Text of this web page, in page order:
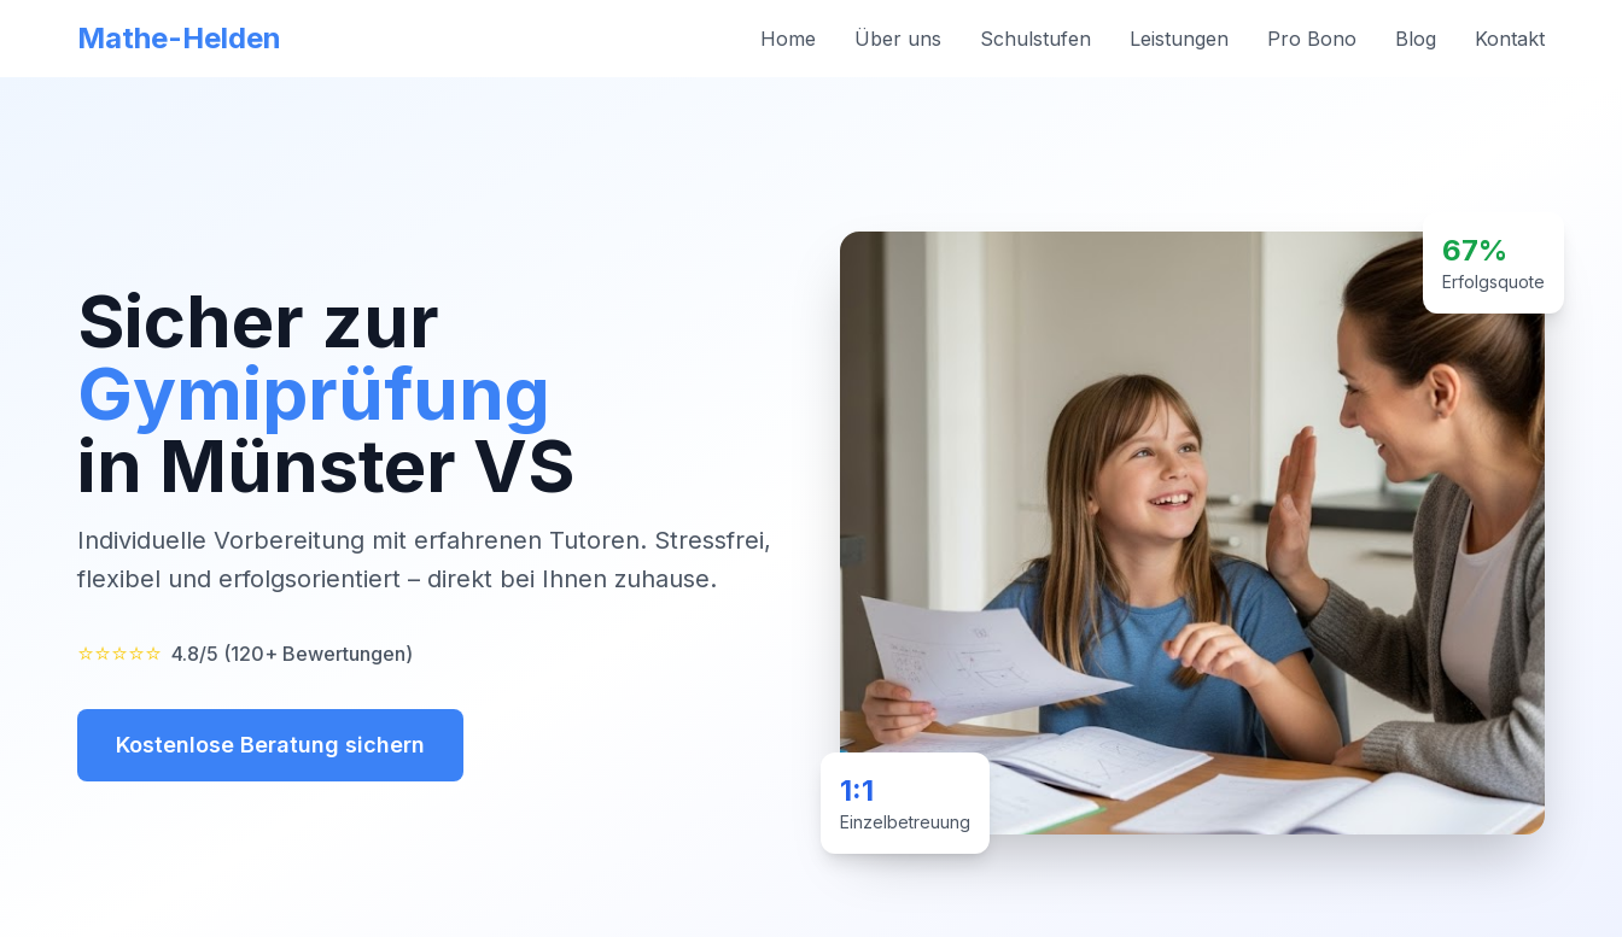
Mathe-Helden Home Über uns Schulstufen Leistungen Pro Bono Blog Kontakt
Sicher zur
Gymiprüfung
in Münster VS
Individuelle Vorbereitung mit erfahrenen Tutoren. Stressfrei,
flexibel und erfolgsorientiert – direkt bei Ihnen zuhause.
⭐⭐⭐⭐⭐ 4.8/5 (120+ Bewertungen)
Kostenlose Beratung sichern
67%
Erfolgsquote
1:1
Einzelbetreuung